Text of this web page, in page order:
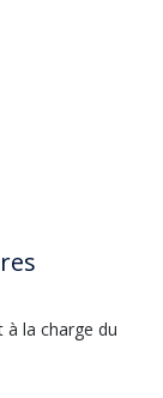
la charge du